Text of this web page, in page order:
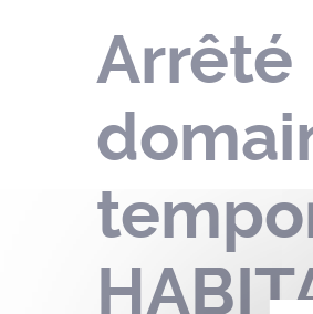
Arrêté